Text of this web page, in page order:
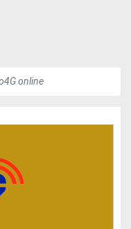
online